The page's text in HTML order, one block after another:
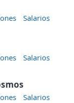
Salarios
Salarios
Salarios